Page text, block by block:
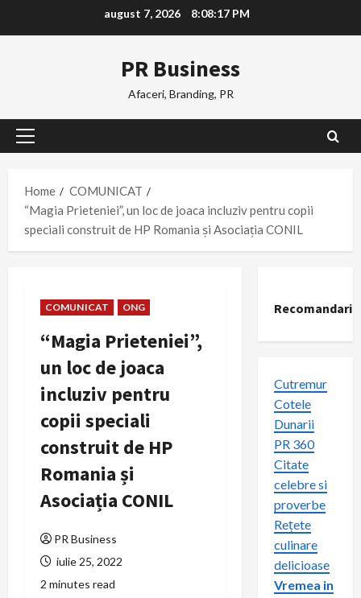
august 7, 2026 8:08:18 PM
PR Business
Afaceri, Branding, PR
Primary
Home
COMUNICAT
“Magia Prieteniei”, un loc de joaca incluziv pentru copii
speciali construit de HP Romania și Asociația CONIL
COMUNICAT ONG
“Magia Prieteniei”,
un loc de joaca
incluziv pentru
copii speciali
construit de HP
Romania și
Asociația CONIL
PR Business
iulie 25, 2022
2 minutes read
Recomandari
Cutremur
Cotele
Dunarii
PR 360
Citate
celebre si
proverbe
Rețete
culinare
delicioase
Vremea in